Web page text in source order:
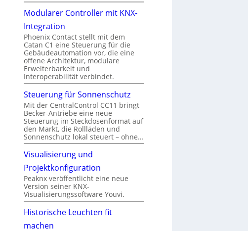
Modularer Controller mit KNX-
Integration
Phoenix Contact stellt mit dem
Catan C1 eine Steuerung für die
Gebäudeautomation vor, die eine
offene Architektur, modulare
Erweiterbarkeit und
Interoperabilität verbindet.
Steuerung für Sonnenschutz
Mit der CentralControl CC11 bringt
Becker-Antriebe eine neue
Steuerung im Steckdosenformat auf
den Markt, die Rollläden und
Sonnenschutz lokal steuert – ohne…
Visualisierung und
Projektkonfiguration
Peaknx veröffentlicht eine neue
Version seiner KNX-
Visualisierungssoftware Youvi.
Historische Leuchten fit
machen